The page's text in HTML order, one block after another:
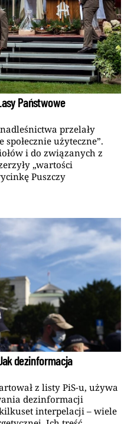
Państwowe
przelały
użyteczne”.
i do związanych z
„wartości
Puszczy
dezinformacja
z listy PiS-u, używa
dezinformacji
interpelacji – wiele